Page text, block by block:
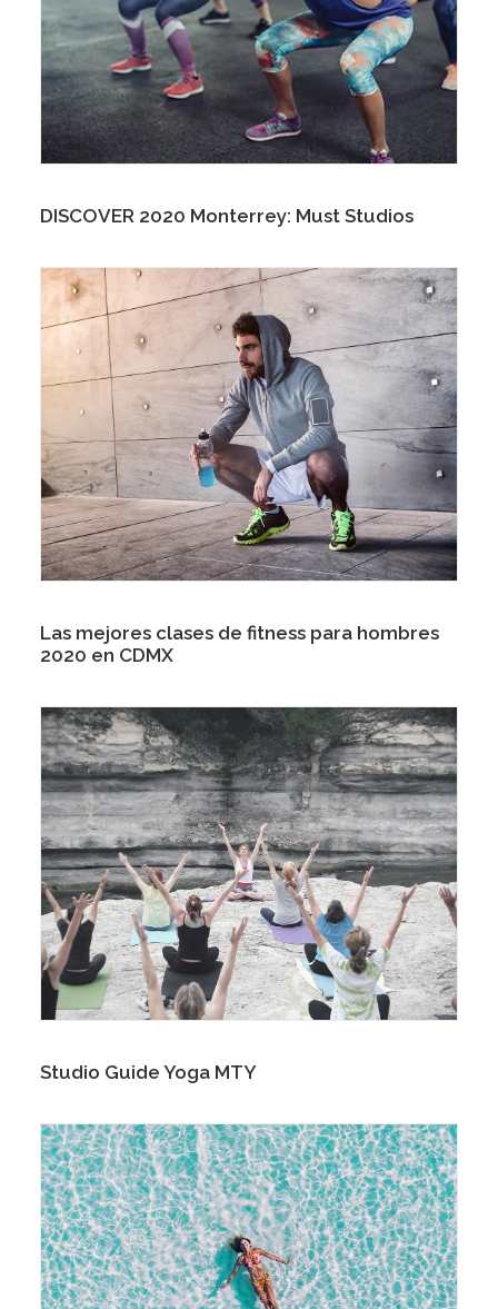
DISCOVER 2020 Monterrey: Must Studios
Las mejores clases de fitness para hombres
2020 en CDMX
Studio Guide Yoga MTY